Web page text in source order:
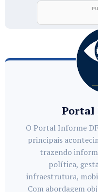
Portal
O Portal Informe
principais
trazendo
política,
infraestrutura,
Com abordagem